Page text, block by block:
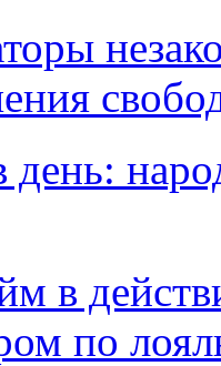
день:
в
по